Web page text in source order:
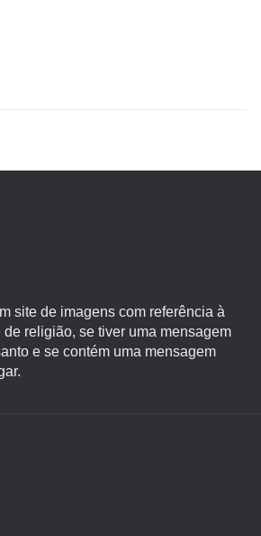
site de imagens com referência à
religião, se tiver uma mensagem
e se contém uma mensagem